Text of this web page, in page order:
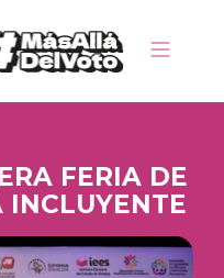
FERIA DE
INCLUYENTE